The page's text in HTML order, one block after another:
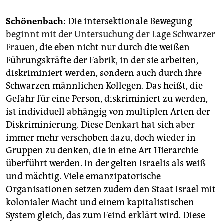
Schönenbach: Die intersektionale Bewegung
beginnt mit der Untersuchung der Lage Schwarzer
Frauen, die eben nicht nur durch die weißen
Führungskräfte der Fabrik, in der sie arbeiten,
diskriminiert werden, sondern auch durch ihre
Schwarzen männlichen Kollegen. Das heißt, die
Gefahr für eine Person, diskriminiert zu werden,
ist individuell abhängig von multiplen Arten der
Diskriminierung. Diese Denkart hat sich aber
immer mehr verschoben dazu, doch wieder in
Gruppen zu denken, die in eine Art Hierarchie
überführt werden. In der gelten Israelis als weiß
und mächtig. Viele emanzipatorische
Organisationen setzen zudem den Staat Israel mit
kolonialer Macht und einem kapitalistischen
System gleich, das zum Feind erklärt wird. Diese